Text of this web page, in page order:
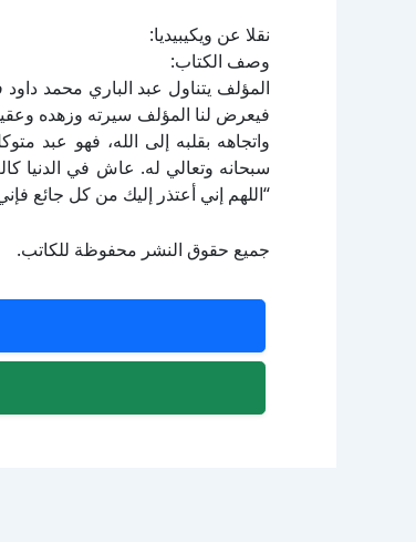
نقلا عن ويكيبيديا:
وصف الكتاب:
المؤلف يتناول عبد الباري محمد
فيعرض لنا المؤلف سيرته وزهده
واتجاهه بقلبه إلى الله، فهو عبد
سبحانه وتعالي له. عاش في الدنيا
“اللهم إني أعتذر إليك من كل جائع
جميع حقوق النشر محفوظة للكاتب.